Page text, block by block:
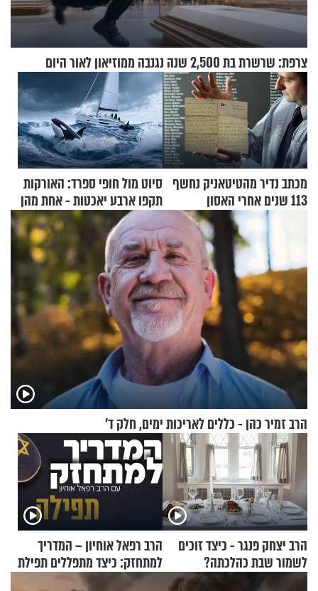
צרפת: שרשרת בת 2,500 שנה נגנבה ממוזיאון לאור היום
מכתב נדיר מהטיטאניק נחשף
113 שנים אחרי האסון
סיוט מול חופי ספרד: האורקות
תקפו ארבע יאכטות - אחת מהן
טבעה
הרב זמיר כהן - כללים לאריכות ימים, חלק ד’
הרב יצחק פנגר - כיצד זוכים
לשמור שבת כהלכתה?
הרב רפאל אוחיון – המדריך
למתחזק: כיצד מתפללים תפילת
שמונה עשרה?